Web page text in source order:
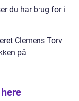
du har brug for i
Clemens Torv
på